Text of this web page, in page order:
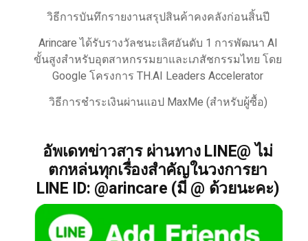
วิธีการบันทึกรายงานสรุปสินค้าคงคลังก่อนสิ้นปี
Arincare ได้รับรางวัลชนะเลิศอันดับ 1 การพัฒนา AI
ขั้นสูงสำหรับอุตสาหกรรมยาและเภสัชกรรมไทย โดย
Google โครงการ TH.AI Leaders Accelerator
วิธีการชำระเงินผ่านแอป MaxMe (สำหรับผู้ซื้อ)
อัพเดทข่าวสาร ผ่านทาง LINE@ ไม่
ตกหล่นทุกเรื่องสำคัญในวงการยา
LINE ID: @arincare (มี @ ด้วยนะคะ)